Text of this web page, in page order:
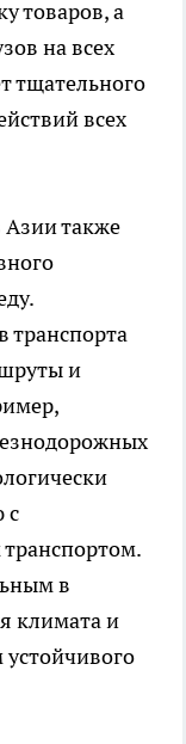
товаров, а
на всех
тщательного
всех
также
транспорта
и
с
в
климата и